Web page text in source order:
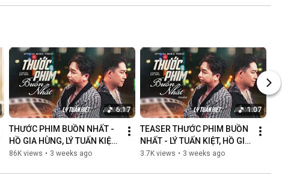
6:17
THƯỚC PHIM BUỒN NHẤT -
HỒ GIA HÙNG, LÝ TUẤN KIỆT |
OFFICIAL MUSIC VIDEO
86K views • 3 weeks ago
1:07
TEASER THƯỚC PHIM BUỒN
NHẤT - LÝ TUẤN KIỆT, HỒ GIA
HÙNG | NGÀN LỜI NGƯỜI ĐÃ
3.7K views • 3 weeks ago